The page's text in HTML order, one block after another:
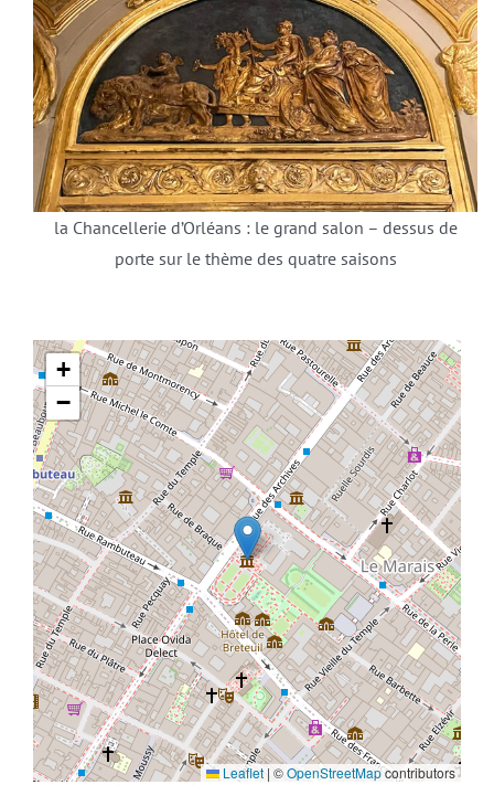
la Chancellerie d’Orléans : le grand salon – dessus de
porte sur le thème des quatre saisons
+
−
Leaflet | ©OpenStreetMapcontributors